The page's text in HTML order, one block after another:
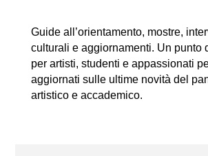
Guide all’orientamento, mostre,
culturali e aggiornamenti. Un punto
per artisti, studenti e appassionati
aggiornati sulle ultime novità del
artistico e accademico.